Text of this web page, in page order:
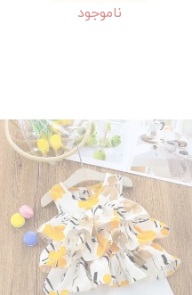
ناموجود